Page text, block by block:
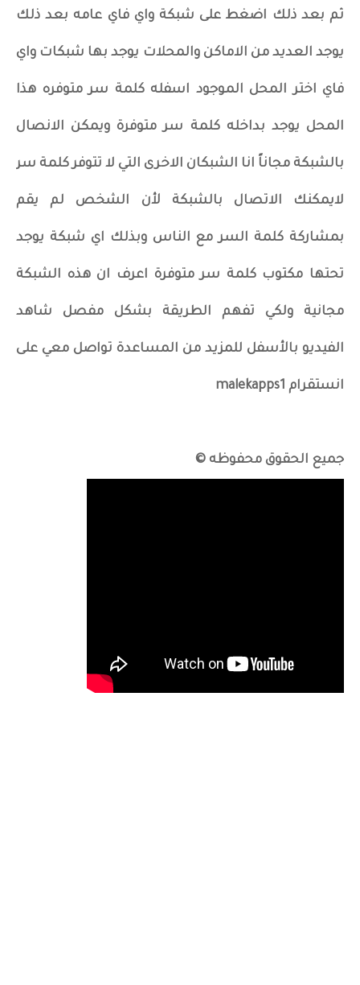
ثم بعد ذلك اضغط على شبكة واي فاي عامه بعد ذلك
يوجد العديد من الاماكن والمحلات يوجد بها شبكات واي
فاي اختر المحل الموجود اسفله كلمة سر متوفره هذا
المحل يوجد بداخله كلمة سر متوفرة ويمكن الانصال
بالشبكة مجاناً انا الشبكان الاخرى التي لا تتوفر كلمة سر
لايمكنك الاتصال بالشبكة لأن الشخص لم يقم
بمشاركة كلمة السر مع الناس وبذلك اي شبكة يوجد
تحتها مكتوب كلمة سر متوفرة اعرف ان هذه الشبكة
مجانية ولكي تفهم الطريقة بشكل مفصل شاهد
الفيديو بالأسفل للمزيد من المساعدة تواصل معي على
انستقرام malekapps1
جميع الحقوق محفوظه ©